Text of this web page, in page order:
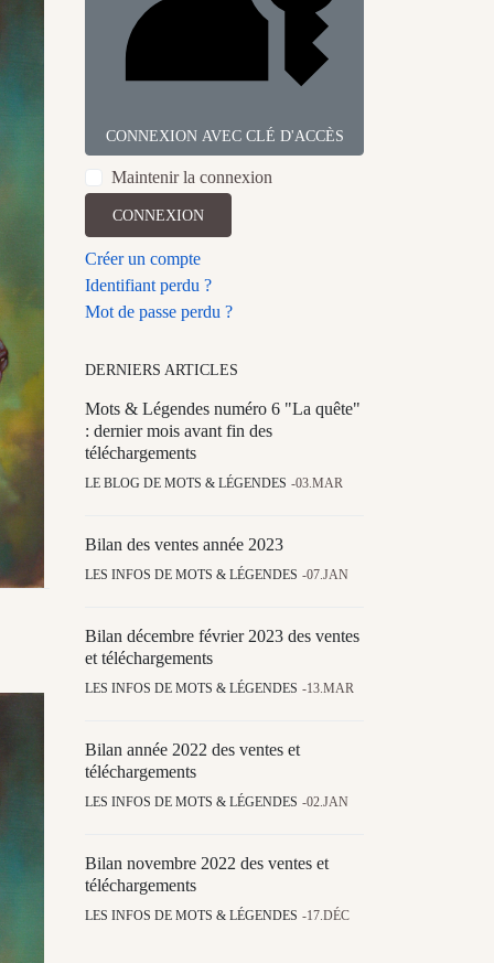
CONNEXION AVEC CLÉ D'ACCÈS
Maintenir la connexion
CONNEXION
Créer un compte
Identifiant perdu ?
Mot de passe perdu ?
DERNIERS ARTICLES
Mots & Légendes numéro 6 "La quête"
: dernier mois avant fin des
téléchargements
LE BLOG DE MOTS & LÉGENDES 03.MAR
Bilan des ventes année 2023
LES INFOS DE MOTS & LÉGENDES 07.JAN
Bilan décembre février 2023 des ventes
et téléchargements
LES INFOS DE MOTS & LÉGENDES 13.MAR
Bilan année 2022 des ventes et
téléchargements
LES INFOS DE MOTS & LÉGENDES 02.JAN
Bilan novembre 2022 des ventes et
téléchargements
LES INFOS DE MOTS & LÉGENDES 17.DÉC